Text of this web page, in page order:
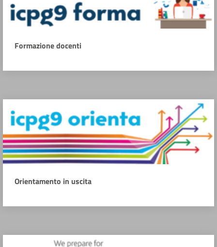
Formazione docenti
Orientamento in uscita